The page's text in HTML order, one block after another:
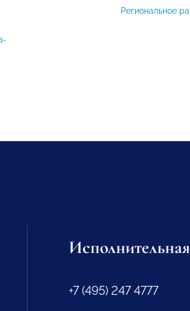
Региональное
+7 (495) 247 4777